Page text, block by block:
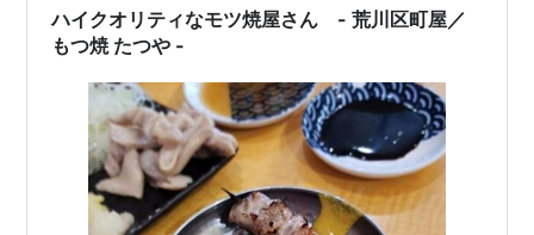
「3つの要素」 市販のホッピーの代わりを作るにあた
り、譲れない条件は以下の3つです。 完全…
ハイクオリティなモツ焼屋さん - 荒川区町屋／
もつ焼 たつや -